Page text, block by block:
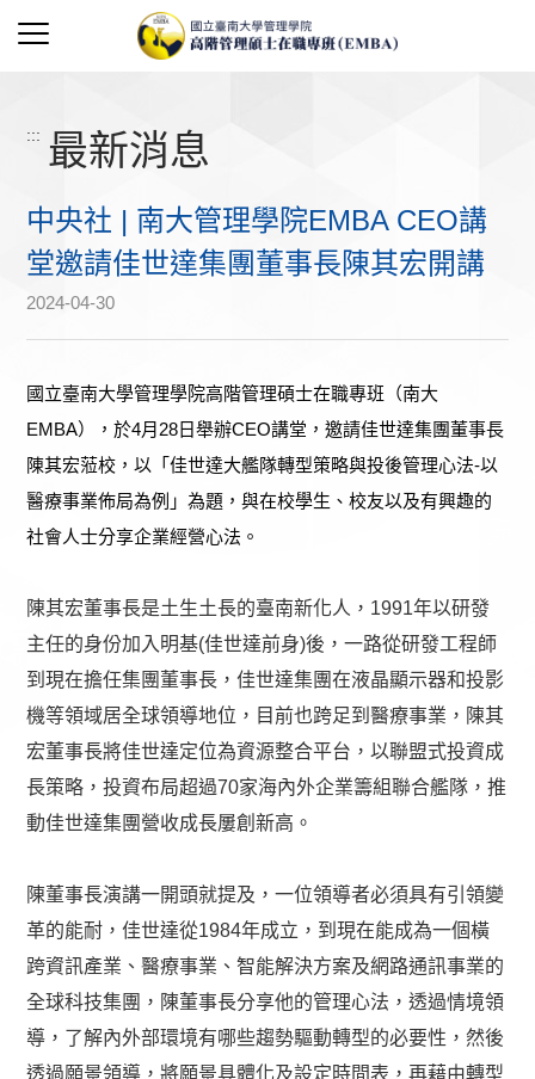
::: 最新消息
中央社 | 南大管理學院EMBA CEO講
堂邀請佳世達集團董事長陳其宏開講
2024-04-30
國立臺南大學管理學院高階管理碩士在職專班（南大
EMBA），於4月28日舉辦CEO講堂，邀請佳世達集團董事長
陳其宏蒞校，以「佳世達大艦隊轉型策略與投後管理心法-以
醫療事業佈局為例」為題，與在校學生、校友以及有興趣的
社會人士分享企業經營心法。
陳其宏董事長是土生土長的臺南新化人，1991年以研發
主任的身份加入明基(佳世達前身)後，一路從研發工程師
到現在擔任集團董事長，佳世達集團在液晶顯示器和投影
機等領域居全球領導地位，目前也跨足到醫療事業，陳其
宏董事長將佳世達定位為資源整合平台，以聯盟式投資成
長策略，投資布局超過70家海內外企業籌組聯合艦隊，推
動佳世達集團營收成長屢創新高。
陳董事長演講一開頭就提及，一位領導者必須具有引領變
革的能耐，佳世達從1984年成立，到現在能成為一個橫
跨資訊產業、醫療事業、智能解決方案及網路通訊事業的
全球科技集團，陳董事長分享他的管理心法，透過情境領
導，了解內外部環境有哪些趨勢驅動轉型的必要性，然後
透過願景領導，將願景具體化及設定時間表，再藉由轉型